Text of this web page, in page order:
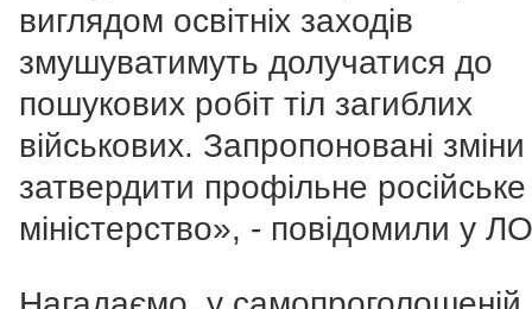
виглядом освітніх заходів
змушуватимуть долучатися до
пошукових робіт тіл загиблих
військових. Запропоновані
затвердити профільне російське
міністерство», - повідомили у